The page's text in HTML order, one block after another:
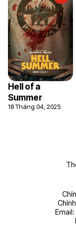
Hell of a
Summer
18 Tháng 04, 2025
Email: